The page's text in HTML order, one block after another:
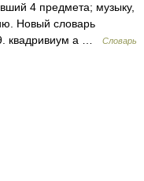
4 предмета; музыку,
Новый словарь
квадривиум а …
Словарь